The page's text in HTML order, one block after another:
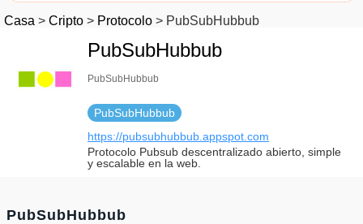
Casa > Cripto > Protocolo > PubSubHubbub
PubSubHubbub
PubSubHubbub
PubSubHubbub
https://pubsubhubbub.appspot.com
Protocolo Pubsub descentralizado abierto, simple
y escalable en la web.
PubSubHubbub